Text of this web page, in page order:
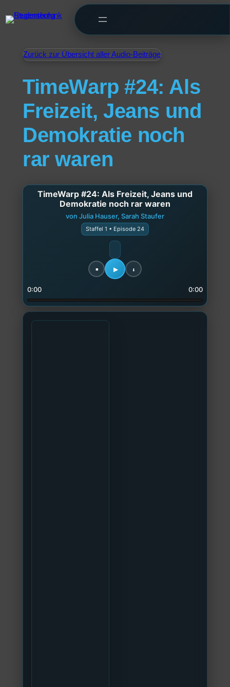
Zurück zur Übersicht aller Audio-Beiträge
TimeWarp #24: Als
Freizeit, Jeans und
Demokratie noch
rar waren
TimeWarp #24: Als Freizeit, Jeans und
Demokratie noch rar waren
von Julia Hauser, Sarah Staufer
Staffel 1 • Episode 24
0:00 0:00